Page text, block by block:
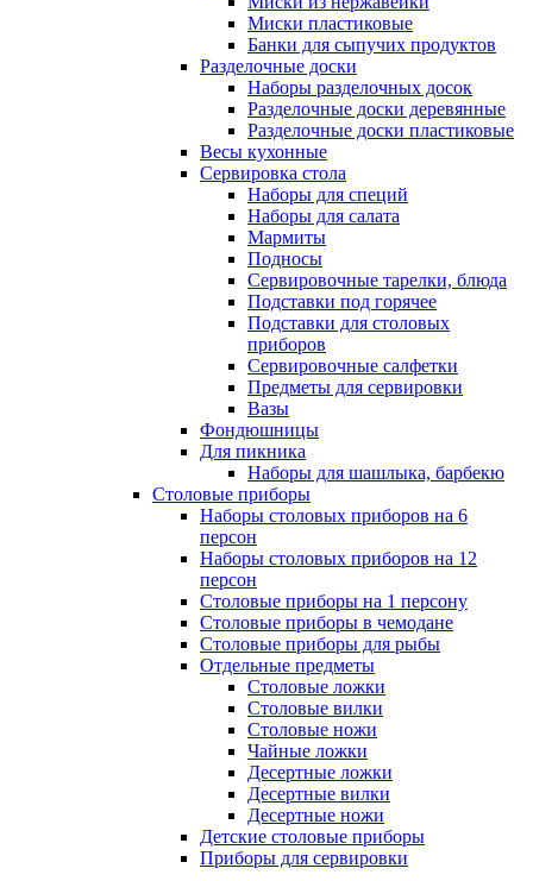
Миски пластиковые
Банки для сыпучих продуктов
Разделочные доски
Наборы разделочных досок
Разделочные доски деревянные
Разделочные доски пластиковые
Весы кухонные
Сервировка стола
Наборы для специй
Наборы для салата
Мармиты
Подносы
Сервировочные тарелки, блюда
Подставки под горячее
Подставки для столовых
приборов
Сервировочные салфетки
Предметы для сервировки
Вазы
Фондюшницы
Для пикника
Наборы для шашлыка, барбекю
Столовые приборы
Наборы столовых приборов на 6
персон
Наборы столовых приборов на 12
персон
Столовые приборы на 1 персону
Столовые приборы в чемодане
Столовые приборы для рыбы
Отдельные предметы
Столовые ложки
Столовые вилки
Столовые ножи
Чайные ложки
Десертные ложки
Десертные вилки
Десертные ножи
Детские столовые приборы
Приборы для сервировки